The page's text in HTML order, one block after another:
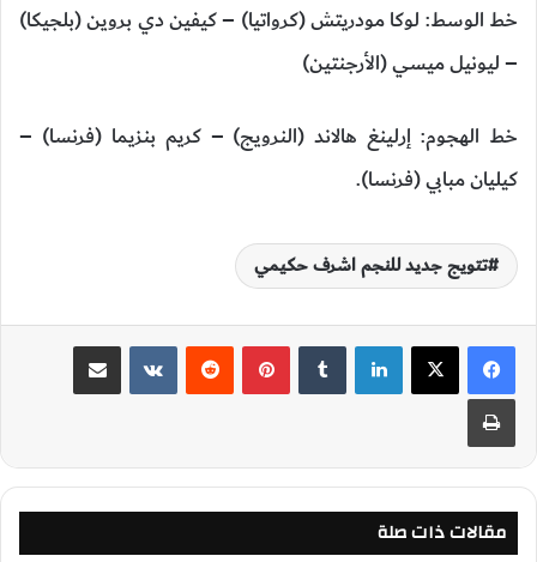
خط الوسط: لوكا مودريتش (كرواتيا) – كيفين دي بروين (بلجيكا)
– ليونيل ميسي (الأرجنتين)
خط الهجوم: إرلينغ هالاند (النرويج) – كريم بنزيما (فرنسا) –
كيليان مبابي (فرنسا).
تتويج جديد للنجم اشرف حكيمي
لينكدإن بينتيريست
مقالات ذات صلة